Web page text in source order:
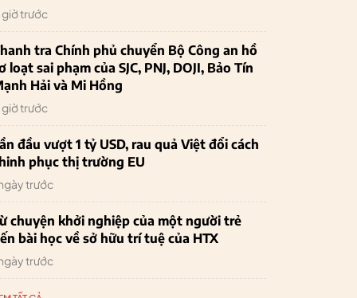
giờ trước
tra Chính phủ chuyển Bộ Công an hồ
loạt sai phạm của SJC, PNJ, DOJI, Bảo Tín
Hải và Mi Hồng
giờ trước
đầu vượt 1 tỷ USD, rau quả Việt đổi cách
phục thị trường EU
trước
chuyện khởi nghiệp của một người trẻ
bài học về sở hữu trí tuệ của HTX
trước